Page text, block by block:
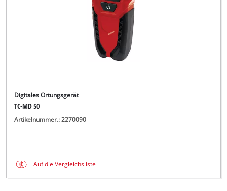
Digitales Ortungsgerät
TC-MD 50
Artikelnummer.: 2270090
Auf die Vergleichsliste